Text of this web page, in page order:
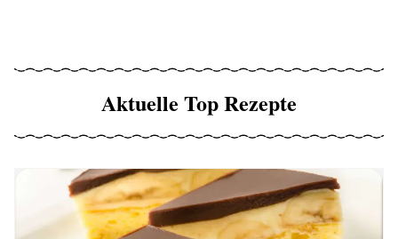
Aktuelle Top Rezepte